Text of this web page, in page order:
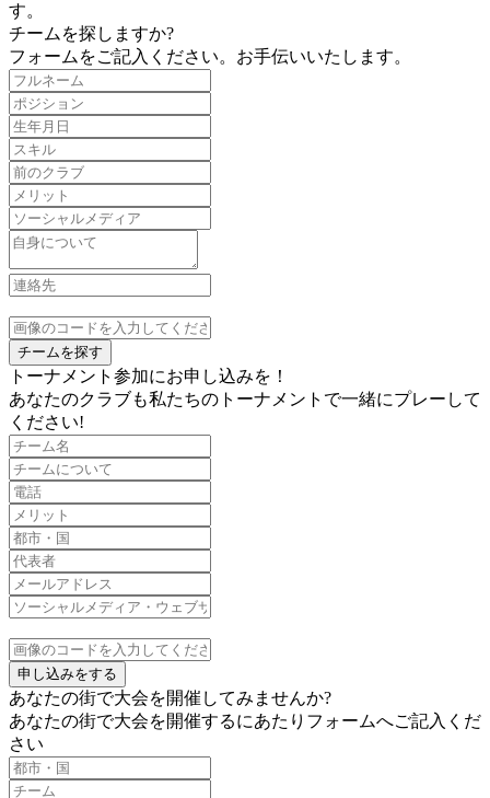
す。
チームを探しますか?
フォームをご記入ください。お手伝いいたします。
チームを探す
トーナメント参加にお申し込みを！
あなたのクラブも私たちのトーナメントで一緒にプレーして
ください!
申し込みをする
あなたの街で大会を開催してみませんか?
あなたの街で大会を開催するにあたりフォームへご記入くだ
さい